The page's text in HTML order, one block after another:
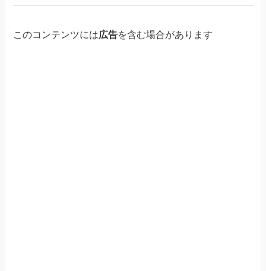
このコンテンツには広告を含む場合があります